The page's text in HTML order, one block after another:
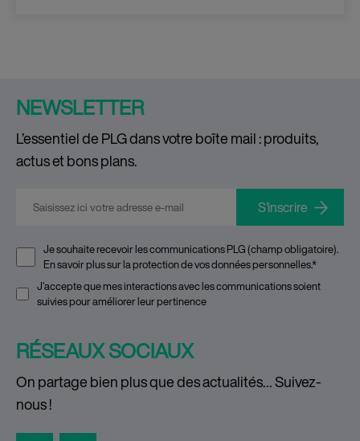
NEWSLETTER
L’essentiel de PLG dans votre boîte mail : produits,
actus et bons plans.
E-mail
Je souhaite recevoir les communications PLG (champ obligatoire).
En savoir plus sur laprotection de vos données personnelles.*
J'accepte que mes interactions avec les communications soient
suivies pour améliorer leur pertinence
RÉSEAUX SOCIAUX
On partage bien plus que des actualités… Suivez-
nous !